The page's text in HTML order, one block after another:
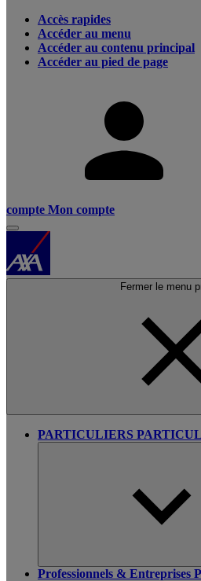
Accès rapides
Accéder au menu
Accéder au contenu principal
Accéder au pied de page
compte Mon compte
Fermer le menu
PARTICULIERS
Professionnels & Entreprises